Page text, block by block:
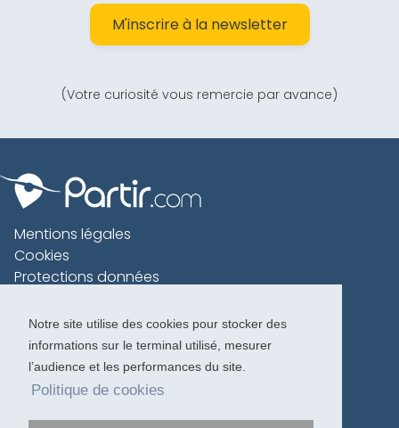
Notre site utilise des cookies pour stocker des
informations sur le terminal utilisé, mesurer
l’audience et les performances du site.
Politique de cookies
M'inscrire à la newsletter
(Votre curiosité vous remercie par avance)
Mentions légales
Cookies
Protections données
Charte voyageur
Copyright 1996-2026